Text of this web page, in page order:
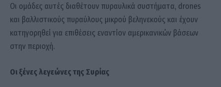
Οι ομάδες αυτές διαθέτουν πυραυλικά συστήματα, drones
και βαλλιστικούς πυραύλους μικρού βεληνεκούς και έχουν
κατηγορηθεί για επιθέσεις εναντίον αμερικανικών βάσεων
στην περιοχή.
Οι ξένες λεγεώνες της Συρίας